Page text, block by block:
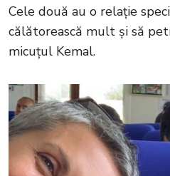
Cele două au o relație
călătorească mult și să
micuțul Kemal.